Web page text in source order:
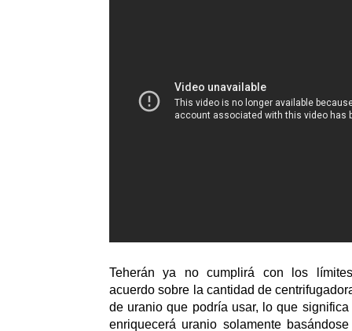
Teherán ya no cumplirá con los
acuerdo sobre la cantidad de
de uranio que podría usar, lo que
enriquecerá uranio solamente